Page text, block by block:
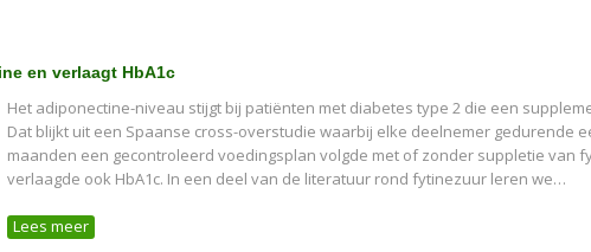
en verlaagt HbA1c
Het adiponectine-niveau stijgt bij patiënten met diabetes type 2 die een
Dat blijkt uit een Spaanse cross-overstudie waarbij elke deelnemer gedurende
maanden een gecontroleerd voedingsplan volgde met of zonder suppletie van
verlaagde ook HbA1c. In een deel van de literatuur rond fytinezuur leren we…
Lees meer